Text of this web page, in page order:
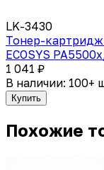
LK-3430
Тонер-картридж
ECOSYS
1 041 ₽
В наличии: 100+
Купить
Похожие